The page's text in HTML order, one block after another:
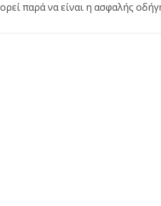
παρά να είναι η ασφαλής